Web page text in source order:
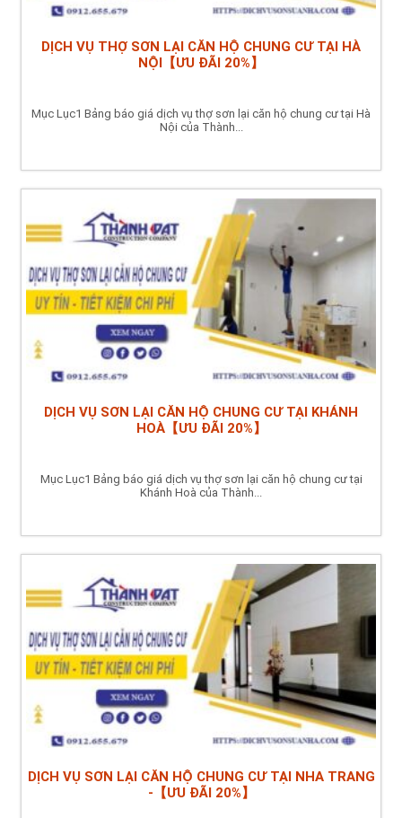
DỊCH VỤ THỢ SƠN LẠI CĂN HỘ CHUNG CƯ TẠI HÀ
NỘI【ƯU ĐÃI 20%】
Mục Lục1 Bảng báo giá dịch vụ thợ sơn lại căn hộ chung cư tại Hà
Nội của Thành...
DỊCH VỤ SƠN LẠI CĂN HỘ CHUNG CƯ TẠI KHÁNH
HOÀ【ƯU ĐÃI 20%】
Mục Lục1 Bảng báo giá dịch vụ thợ sơn lại căn hộ chung cư tại
Khánh Hoà của Thành...
DỊCH VỤ SƠN LẠI CĂN HỘ CHUNG CƯ TẠI NHA TRANG
-【ƯU ĐÃI 20%】